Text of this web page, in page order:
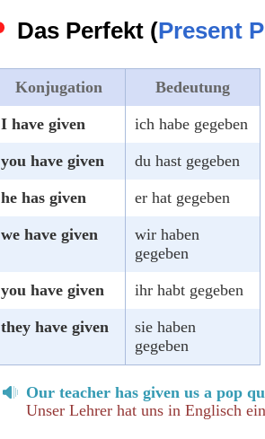
Das Perfekt (Present
Konjugation Bedeutung
I have given ich habe gegeben
you have given du hast gegeben
he has given er hat gegeben
we have given
wir haben
gegeben
you have given ihr habt gegeben
they have given
sie haben
gegeben
Our teacher has given us a pop
Unser Lehrer hat uns in Englisch